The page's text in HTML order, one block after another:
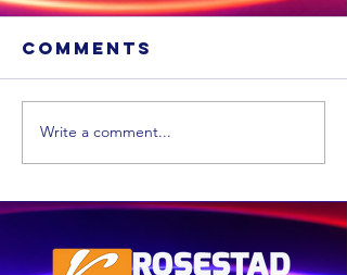
Sneeu word
in
dele van die
VS verwag
Comments
Write a comment...